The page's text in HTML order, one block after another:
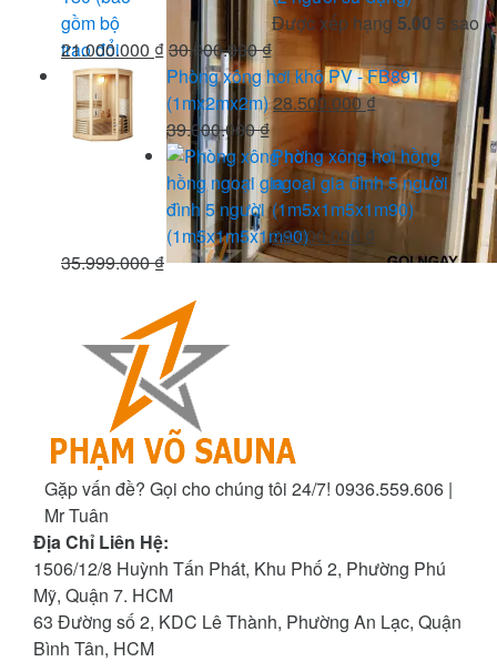
Được xếp hạng 5.00 5 sao
21.000.000 ₫30.000.000₫
Phòng xông hơi khô PV - FB891
(1mx2mx2m)28.500.000₫
39.000.000₫
Phòng xông hơi hồng
ngoại gia đình 5 người
(1m5x1m5x1m90)
26.000.000 ₫
35.999.000₫
Gặp vấn đề? Gọi cho chúng tôi 24/7! 0936.559.606 |
Mr Tuân
Địa Chỉ Liên Hệ:
1506/12/8 Huỳnh Tấn Phát, Khu Phố 2, Phường Phú
Mỹ, Quận 7. HCM
63 Đường số 2, KDC Lê Thành, Phường An Lạc, Quận
Bình Tân, HCM